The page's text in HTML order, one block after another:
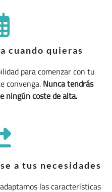
cuando quieras
para comenzar con tu
convenga.Nunca tendrás
ningún coste de alta.
a tus necesidades
las características